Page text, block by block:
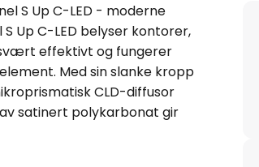
S Up C-LED - moderne
Up C-LED belyser kontorer,
effektivt og fungerer
Med sin slanke kropp
CLD-diffusor
satinert polykarbonat gir
dekorativ lyslinje med